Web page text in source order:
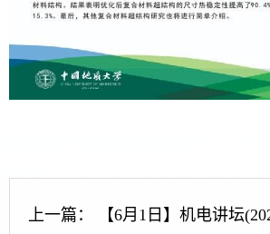
上一篇：
【6月1日】机电讲坛(2024-4）：山东科技大学教授、芬兰奥卢大学